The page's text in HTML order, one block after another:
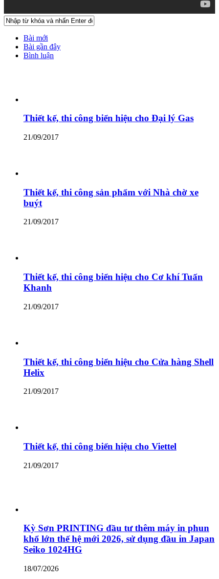
Bài mới
Bài gần đây
Bình luận
Thiết kế, thi công biển hiệu cho Đại lý Gas
21/09/2017
Thiết kế, thi công sản phẩm với Nhà chờ xe
buýt
21/09/2017
Thiết kế, thi công biển hiệu cho Cơ khí Tuấn
Khanh
21/09/2017
Thiết kế, thi công biển hiệu cho Cửa hàng Shell
Helix
21/09/2017
Thiết kế, thi công biển hiệu cho Viettel
21/09/2017
Kỳ Sơn PRINTING đầu tư thêm máy in phun
khổ lớn thế hệ mới 2026, sử dụng đầu in Japan
Seiko 1024HG
18/07/2026